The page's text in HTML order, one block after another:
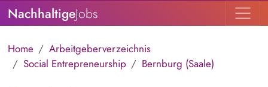
NachhaltigeJobs
Home
Arbeitgeberverzeichnis
Social Entrepreneurship
Bernburg (Saale)